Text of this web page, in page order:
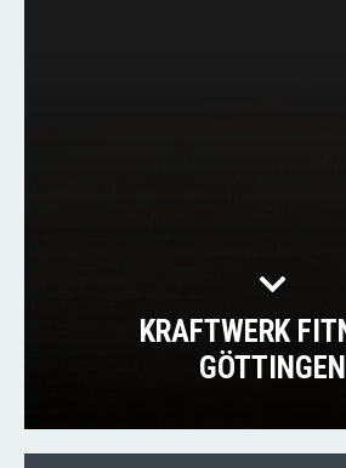
KRAFTWERK
GÖTTINGEN